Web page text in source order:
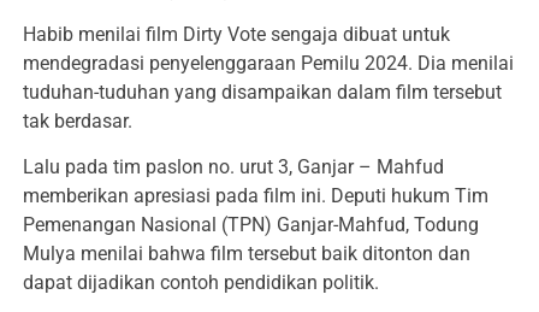
Habib menilai film Dirty Vote sengaja dibuat untuk
mendegradasi penyelenggaraan Pemilu 2024. Dia menilai
tuduhan-tuduhan yang disampaikan dalam film tersebut
tak berdasar.
Lalu pada tim paslon no. urut 3, Ganjar – Mahfud
memberikan apresiasi pada film ini. Deputi hukum Tim
Pemenangan Nasional (TPN) Ganjar-Mahfud, Todung
Mulya menilai bahwa film tersebut baik ditonton dan
dapat dijadikan contoh pendidikan politik.